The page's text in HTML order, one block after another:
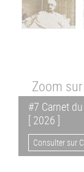
Zoom sur
#7 Carnet
[ 2026 ]
Consulter sur